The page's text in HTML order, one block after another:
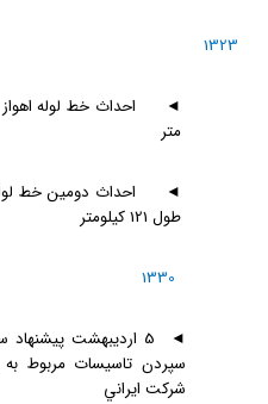
1323
◄
متر
◄
طول 121 كيلومتر
1330
◄
5 ارديبهشت
سپردن تاسيسات مربوط
شركت ايراني